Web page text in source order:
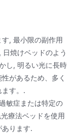
, 最小限の副作用
焼けベッドのよう
し, 明るい光に長時
があるため、多く
す。.
敏症または特定の
療法ベッドを使用
ります.